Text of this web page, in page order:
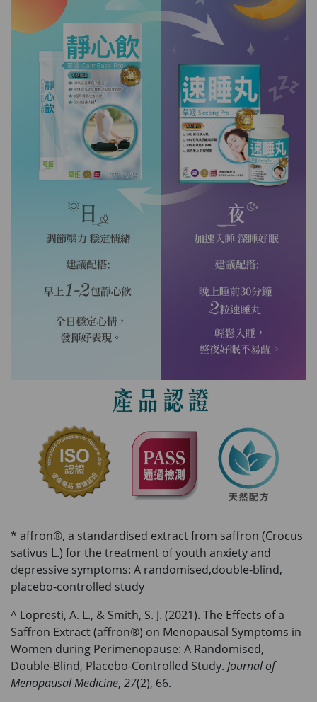
* affron®, a standardised extract from saffron (Crocus
sativus L.) for the treatment of youth anxiety and
depressive symptoms: A randomised,double-blind,
placebo-controlled study
^ Lopresti, A. L., & Smith, S. J. (2021). The Effects of a
Saffron Extract (affron®) on Menopausal Symptoms in
Women during Perimenopause: A Randomised,
Double-Blind, Placebo-Controlled Study. Journal of
Menopausal Medicine, 27(2), 66.